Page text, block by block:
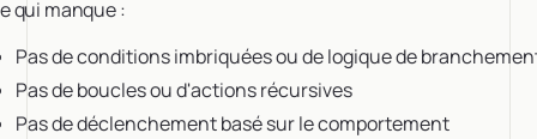
qui manque :
Pas de conditions imbriquées ou de logique de
Pas de boucles ou d'actions récursives
Pas de déclenchement basé sur le comportement